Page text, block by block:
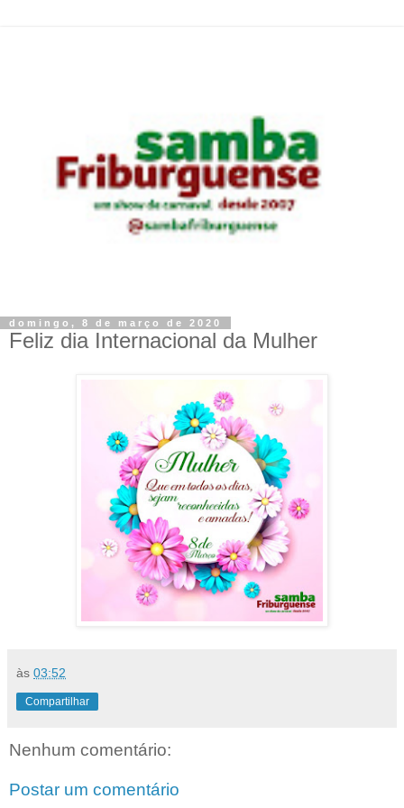
domingo, 8 de março de 2020
Feliz dia Internacional da Mulher
às 03:52
Compartilhar
Nenhum comentário:
Postar um comentário